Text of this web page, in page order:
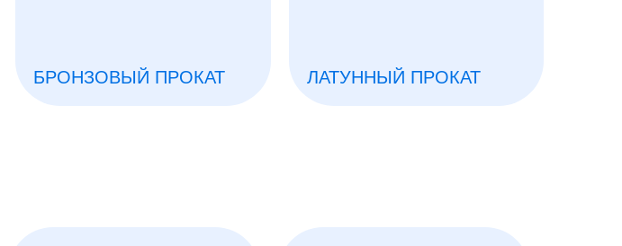
БРОНЗОВЫЙ ПРОКАТ ЛАТУННЫЙ ПРОКАТ